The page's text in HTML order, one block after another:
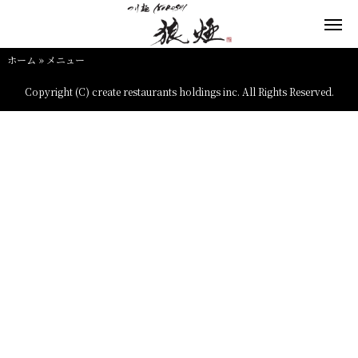
ホーム » メニュー
Copyright (C) create restaurants holdings inc. All Rights Reserved.